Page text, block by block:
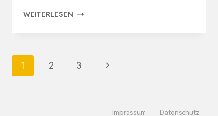
WEITERLESEN ELEKTRISCHE
NE S
Seitennavigation
1 2 3
Nächste
Impressum Datenschutz